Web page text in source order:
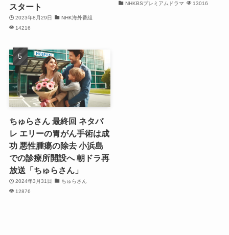
スタート
2023年8月29日
NHK海外番組
14216
NHKBSプレミアムドラマ
13016
ちゅらさん 最終回 ネタバ
レ エリーの胃がん手術は成
功 悪性腫瘍の除去 小浜島
での診療所開設へ 朝ドラ再
放送「ちゅらさん」
2024年3月31日
ちゅらさん
12876